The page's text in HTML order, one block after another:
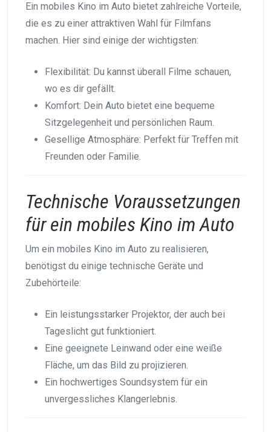
Ein mobiles Kino im Auto bietet zahlreiche Vorteile,
die es zu einer attraktiven Wahl für Filmfans
machen. Hier sind einige der wichtigsten:
Flexibilität: Du kannst überall Filme schauen,
wo es dir gefällt.
Komfort: Dein Auto bietet eine bequeme
Sitzgelegenheit und persönlichen Raum.
Gesellige Atmosphäre: Perfekt für Treffen mit
Freunden oder Familie.
Technische Voraussetzungen
für ein mobiles Kino im Auto
Um ein mobiles Kino im Auto zu realisieren,
benötigst du einige technische Geräte und
Zubehörteile:
Ein leistungsstarker Projektor, der auch bei
Tageslicht gut funktioniert.
Eine geeignete Leinwand oder eine weiße
Fläche, um das Bild zu projizieren.
Ein hochwertiges Soundsystem für ein
unvergessliches Klangerlebnis.